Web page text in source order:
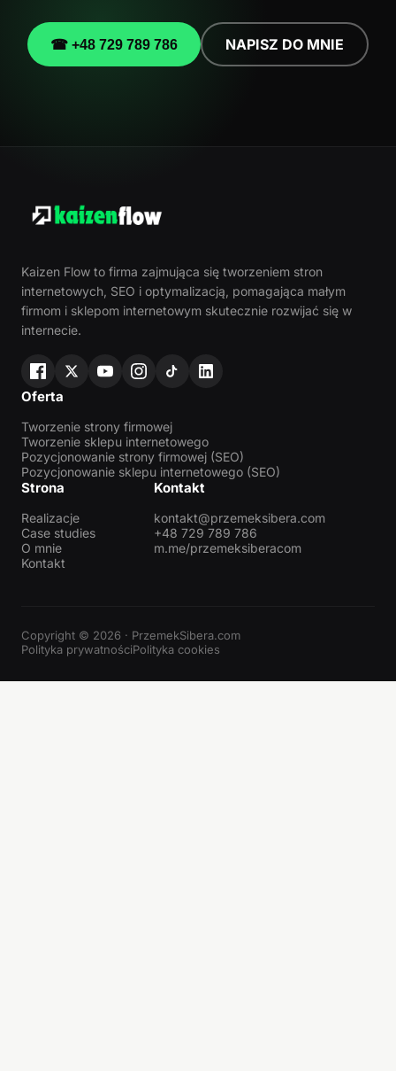
☎ +48 729 789 786 NAPISZ DO MNIE
Kaizen Flow to firma zajmująca się tworzeniem stron
internetowych, SEO i optymalizacją, pomagająca małym
firmom i sklepom internetowym skutecznie rozwijać się w
internecie.
Oferta
Tworzenie strony firmowej
Tworzenie sklepu internetowego
Pozycjonowanie strony firmowej (SEO)
Pozycjonowanie sklepu internetowego (SEO)
Strona
Realizacje
Case studies
O mnie
Kontakt
Kontakt
kontakt@przemeksibera.com
+48 729 789 786
m.me/przemeksiberacom
Copyright © 2026 · PrzemekSibera.com
Polityka prywatnościPolityka cookies